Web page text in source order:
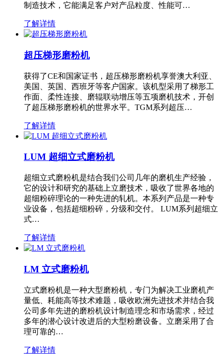
制造技术，它能满足客户对产品粒度、性能可…
了解详情
超压梯形磨粉机
获得了CE和国家证书，超压梯形磨粉机享誉澳大利亚、
美国、英国、西班牙等客户国家。该机型采用了梯形工
作面、柔性连接、磨辊联动增压等五项磨机技术，开创
了超压梯形磨粉机的世界水平。TGM系列超压…
了解详情
LUM 超细立式磨粉机
超细立式磨粉机是结合我们公司几年的磨机生产经验，
它的设计和研究的基础上立磨技术，吸收了世界各地的
超细粉碎理论的一种先进的轧机。本系列产品是一种专
业设备，包括超细粉碎，分级和交付。 LUM系列超细立
式…
了解详情
LM 立式磨粉机
立式磨粉机是一种大型磨粉机，专门为解决工业磨机产
量低、耗能高等技术难题，吸收欧洲先进技术并结合我
公司多年先进的磨粉机设计制造理念和市场需求，经过
多年的潜心设计改进后的大型粉磨设备。立磨采用了合
理可靠的…
了解详情